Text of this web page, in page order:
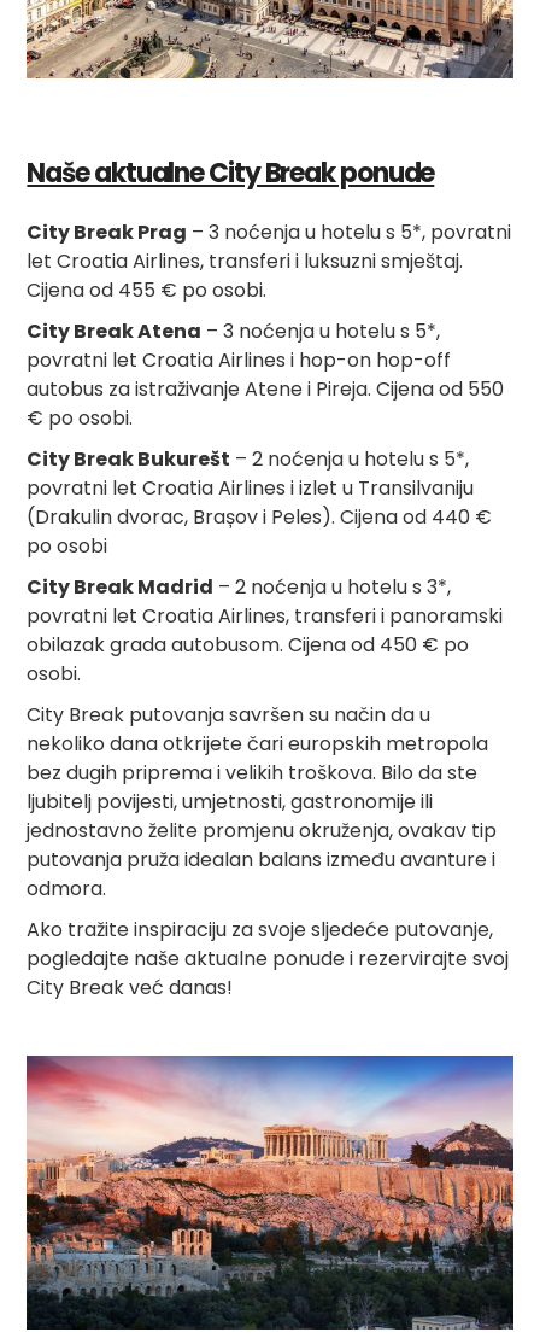
Naše aktualne City Break ponude
City Break Prag – 3 noćenja u hotelu s 5*, povratni
let Croatia Airlines, transferi i luksuzni smještaj.
Cijena od 455 € po osobi.
City Break Atena – 3 noćenja u hotelu s 5*,
povratni let Croatia Airlines i hop-on hop-off
autobus za istraživanje Atene i Pireja. Cijena od 550
€ po osobi.
City Break Bukurešt – 2 noćenja u hotelu s 5*,
povratni let Croatia Airlines i izlet u Transilvaniju
(Drakulin dvorac, Brașov i Peles). Cijena od 440 €
po osobi
City Break Madrid – 2 noćenja u hotelu s 3*,
povratni let Croatia Airlines, transferi i panoramski
obilazak grada autobusom. Cijena od 450 € po
osobi.
City Break putovanja savršen su način da u
nekoliko dana otkrijete čari europskih metropola
bez dugih priprema i velikih troškova. Bilo da ste
ljubitelj povijesti, umjetnosti, gastronomije ili
jednostavno želite promjenu okruženja, ovakav tip
putovanja pruža idealan balans između avanture i
odmora.
Ako tražite inspiraciju za svoje sljedeće putovanje,
pogledajte naše aktualne ponude i rezervirajte svoj
City Break već danas!